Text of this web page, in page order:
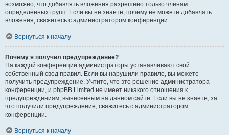
возможно, что добавлять вложения разрешено только членам
определённых групп. Если вы не знаете, почему не можете добавлять
вложения, свяжитесь с администратором конференции.
Вернуться к началу
Почему я получил предупреждение?
На каждой конференции администраторы устанавливают свой
собственный свод правил. Если вы нарушили правило, вы можете
получить предупреждение. Учтите, что это решение администратора
конференции, и phpBB Limited не имеет никакого отношения к
предупреждениям, вынесенным на данном сайте. Если вы не знаете, за
что получили предупреждение, свяжитесь с администратором
конференции.
Вернуться к началу